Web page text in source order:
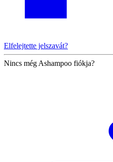
Elfelejtette jelszavát?
Nincs még Ashampoo fiókja?